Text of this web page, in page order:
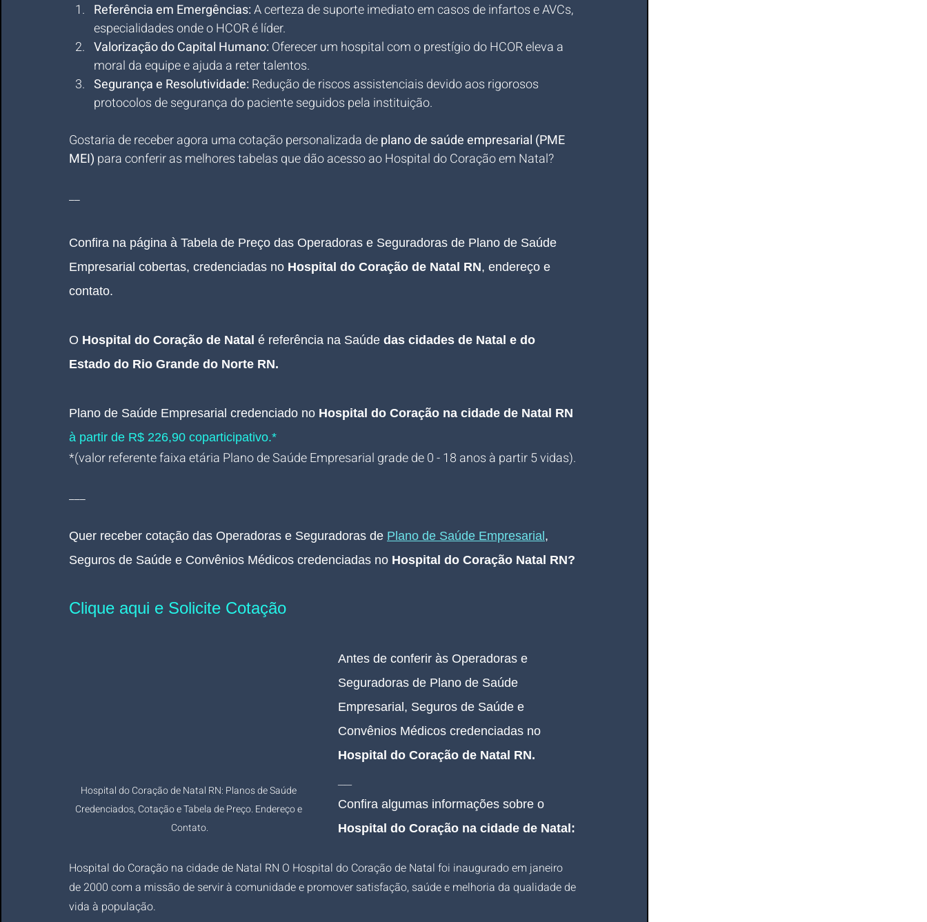
Referência em Emergências: A certeza de suporte imediato em casos de infartos e AVCs,
especialidades onde o HCOR é líder.
Valorização do Capital Humano: Oferecer um hospital com o prestígio do HCOR eleva a
moral da equipe e ajuda a reter talentos.
Segurança e Resolutividade: Redução de riscos assistenciais devido aos rigorosos
protocolos de segurança do paciente seguidos pela instituição.
Gostaria de receber agora uma cotação personalizada de plano de saúde empresarial (PME
MEI) para conferir as melhores tabelas que dão acesso ao Hospital do Coração em Natal?
__
Confira na página à Tabela de Preço das Operadoras e Seguradoras de Plano de Saúde
Empresarial cobertas, credenciadas no Hospital do Coração de Natal RN, endereço e
contato.
O Hospital do Coração de Natal é referência na Saúde das cidades de Natal e do
Estado do Rio Grande do Norte RN.
Plano de Saúde Empresarial credenciado no Hospital do Coração na cidade de Natal RN
à partir de R$ 226,90 coparticipativo.*
*(valor referente faixa etária Plano de Saúde Empresarial grade de 0 - 18 anos à partir 5 vidas).
___
Quer receber cotação das Operadoras e Seguradoras de Plano de Saúde Empresarial ,
Seguros de Saúde e Convênios Médicos credenciadas no Hospital do Coração Natal RN?
Clique aqui e Solicite Cotação
Hospital do Coração de Natal RN: Planos de Saúde
Credenciados, Cotação e Tabela de Preço. Endereço e
Contato.
Antes de conferir às Operadoras e
Seguradoras de Plano de Saúde
Empresarial, Seguros de Saúde e
Convênios Médicos credenciadas no
Hospital do Coração de Natal RN.
Confira algumas informações sobre o
Hospital do Coração na cidade de Natal:
Hospital do Coração na cidade de Natal RN O Hospital do Coração de Natal foi inaugurado em janeiro
de 2000 com a missão de servir à comunidade e promover satisfação, saúde e melhoria da qualidade de
vida à população.